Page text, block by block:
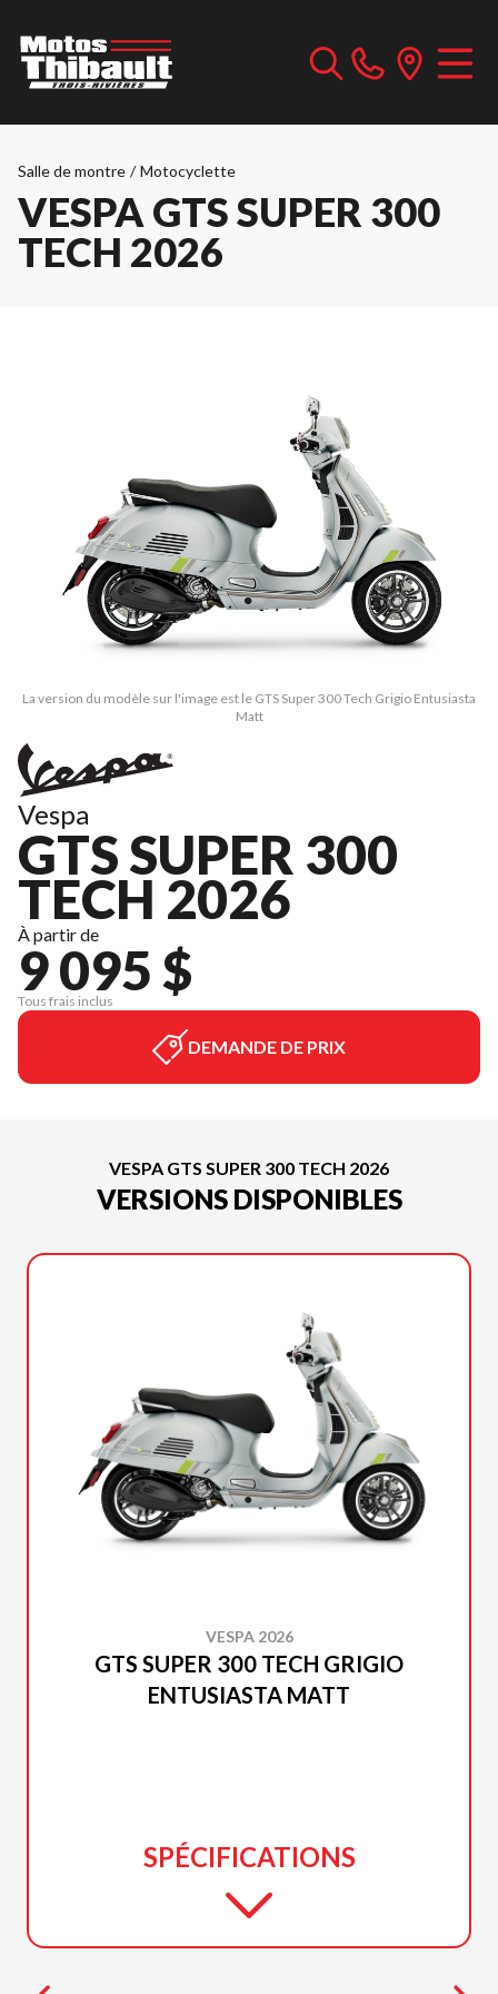
Salle de montre / Motocyclette
VESPA GTS SUPER 300
TECH 2026
La version du modèle sur l'image est le GTS Super 300 Tech Grigio Entusiasta
Matt
Vespa
GTS SUPER 300
TECH 2026
À partir de
9 095 $
Tous frais inclus
DEMANDE DE PRIX
VESPA GTS SUPER 300 TECH 2026
VERSIONS DISPONIBLES
VESPA 2026
GTS SUPER 300 TECH GRIGIO
ENTUSIASTA MATT
SPÉCIFICATIONS